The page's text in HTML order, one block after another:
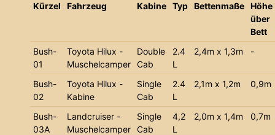
Kürzel Fahrzeug Kabine Typ Bettenmaße Höhe
über
Bett
Bush-
01
Toyota Hilux -
Muschelcamper
Double
Cab
2.4
L
2,4m x 1,3m -
Bush-
02
Toyota Hilux -
Kabine
Single
Cab
2.4
L
2,1m x 1,2m 0,9m
Bush-
03A
Landcruiser -
Muschelcamper
Single
Cab
4,2
L
2,0m x 1,4m 0,7m